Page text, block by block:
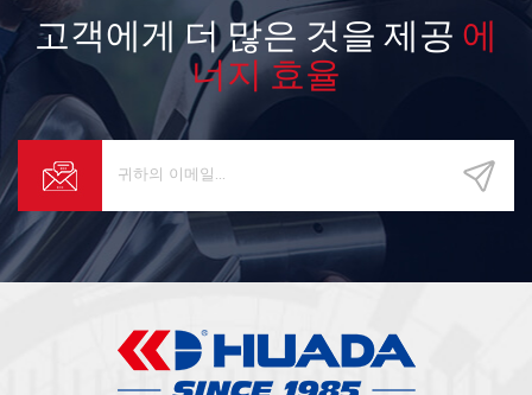
고객에게 더 많은 것을 제공 에
너지 효율